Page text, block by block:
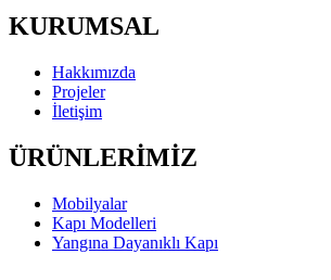
KURUMSAL
Hakkımızda
Projeler
İletişim
ÜRÜNLERİMİZ
Mobilyalar
Kapı Modelleri
Yangına Dayanıklı Kapı